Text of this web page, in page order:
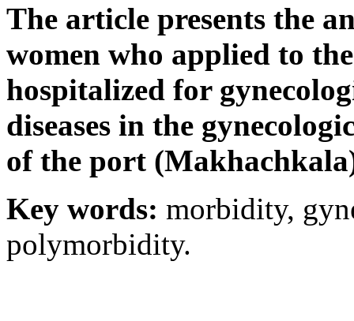
The article presents the
women who applied to
hospitalized for
diseases in the
of the port
Key words: morbidity,
polymorbidity.